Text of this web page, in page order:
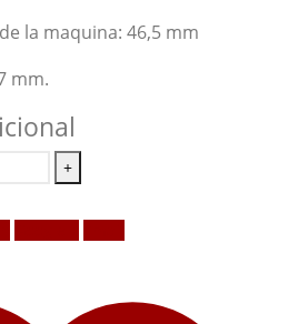
la maquina: 46,5 mm
mm.
+